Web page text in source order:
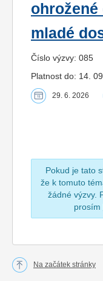
mladé
Číslo výzvy: 085
Platnost do: 14.
29. 6. 2026
Pokud je tato
že k tomuto
žádné výzvy.
prosím
Na začátek stránky